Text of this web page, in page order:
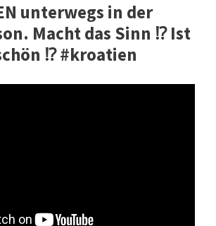
unterwegs in der
Macht das Sinn ⁉️ Ist
⁉️ #kroatien